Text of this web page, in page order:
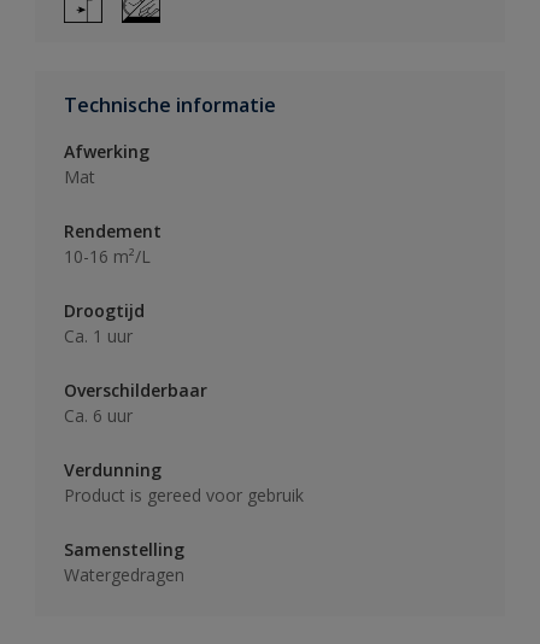
Technische informatie
Afwerking
Mat
Rendement
10-16 m²/L
Droogtijd
Ca. 1 uur
Overschilderbaar
Ca. 6 uur
Verdunning
Product is gereed voor gebruik
Samenstelling
Watergedragen